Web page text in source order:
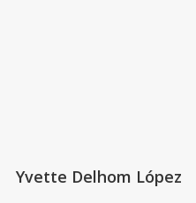
Yvette Delhom López